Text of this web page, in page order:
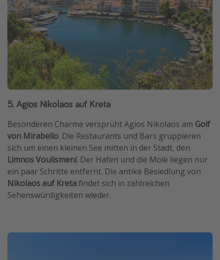
5. Agios Nikolaos auf Kreta
Besonderen Charme versprüht Agios Nikolaos am Golf
von Mirabello. Die Restaurants und Bars gruppieren
sich um einen kleinen See mitten in der Stadt, den
Limnos Voulismeni. Der Hafen und die Mole liegen nur
ein paar Schritte entfernt. Die antike Besiedlung von
Nikolaos auf Kretafindet sich in zahlreichen
Sehenswürdigkeiten wieder.